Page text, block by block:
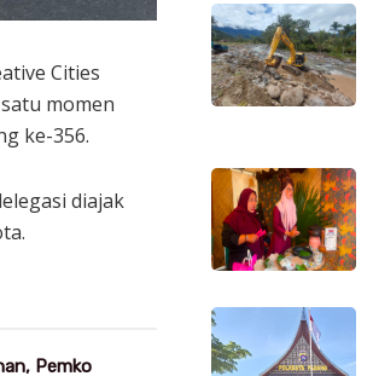
Cities
momen
ke-356.
diajak
Pemko